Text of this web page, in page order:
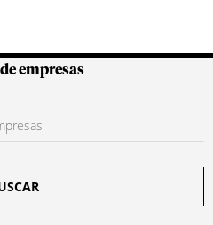
Colombianas
empresas